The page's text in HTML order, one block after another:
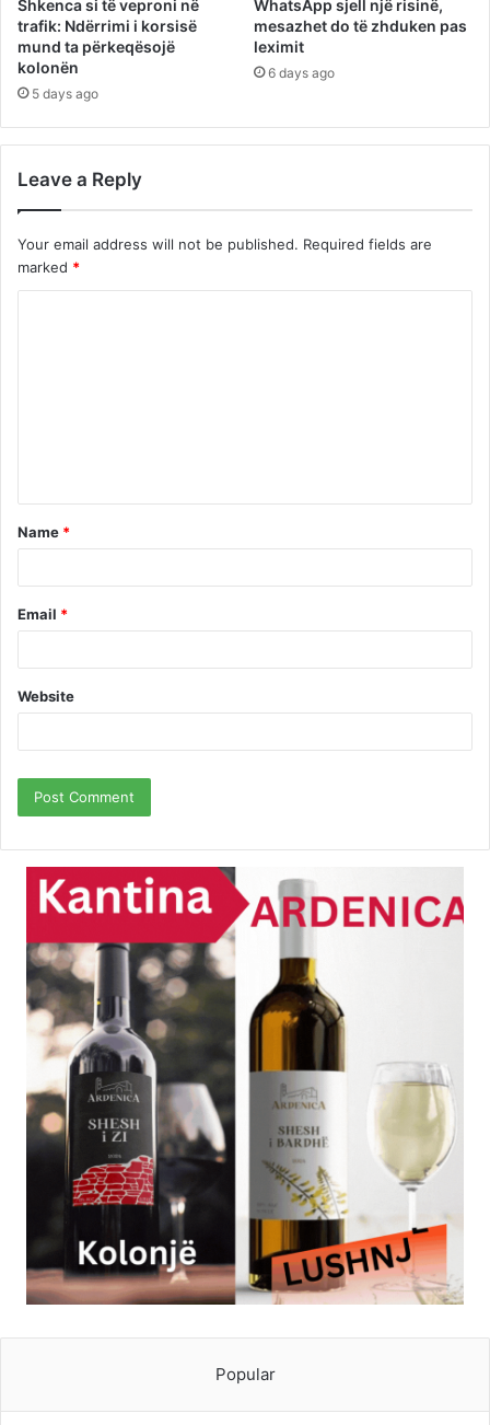
Shkenca si të veproni në
trafik: Ndërrimi i korsisë
mund ta përkeqësojë
kolonën
5 days ago
WhatsApp sjell një risinë,
mesazhet do të zhduken pas
leximit
6 days ago
Leave a Reply
Your email address will not be published. Required fields are
marked *
t
*
Name *
Email *
Website
Popular